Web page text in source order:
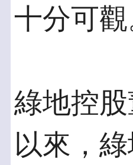
十分可觀
綠地控
以來，